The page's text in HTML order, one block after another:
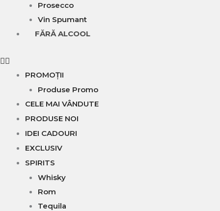
Prosecco
Vin Spumant
FĂRĂ ALCOOL
PROMOȚII
Produse Promo
CELE MAI VÂNDUTE
PRODUSE NOI
IDEI CADOURI
EXCLUSIV
SPIRITS
Whisky
Rom
Tequila